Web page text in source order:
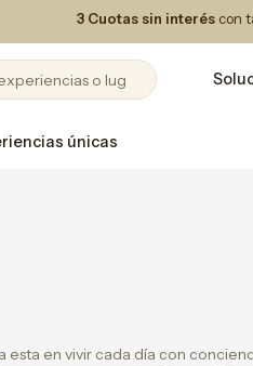
3 Cuotas sin interés con
únicas
en vivir cada día con